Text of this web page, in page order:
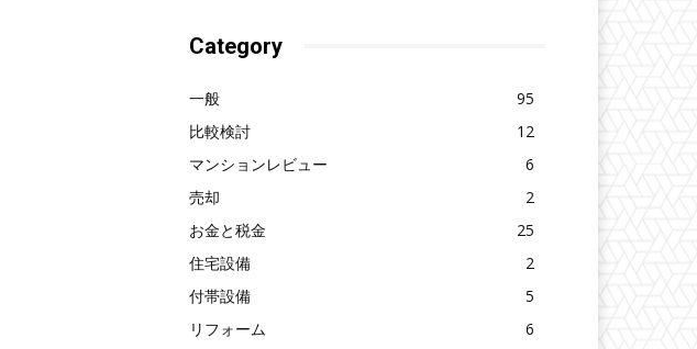
Category
一般
95
比較検討
12
マンションレビュー
6
売却
2
お金と税金
25
住宅設備
2
付帯設備
5
リフォーム
6